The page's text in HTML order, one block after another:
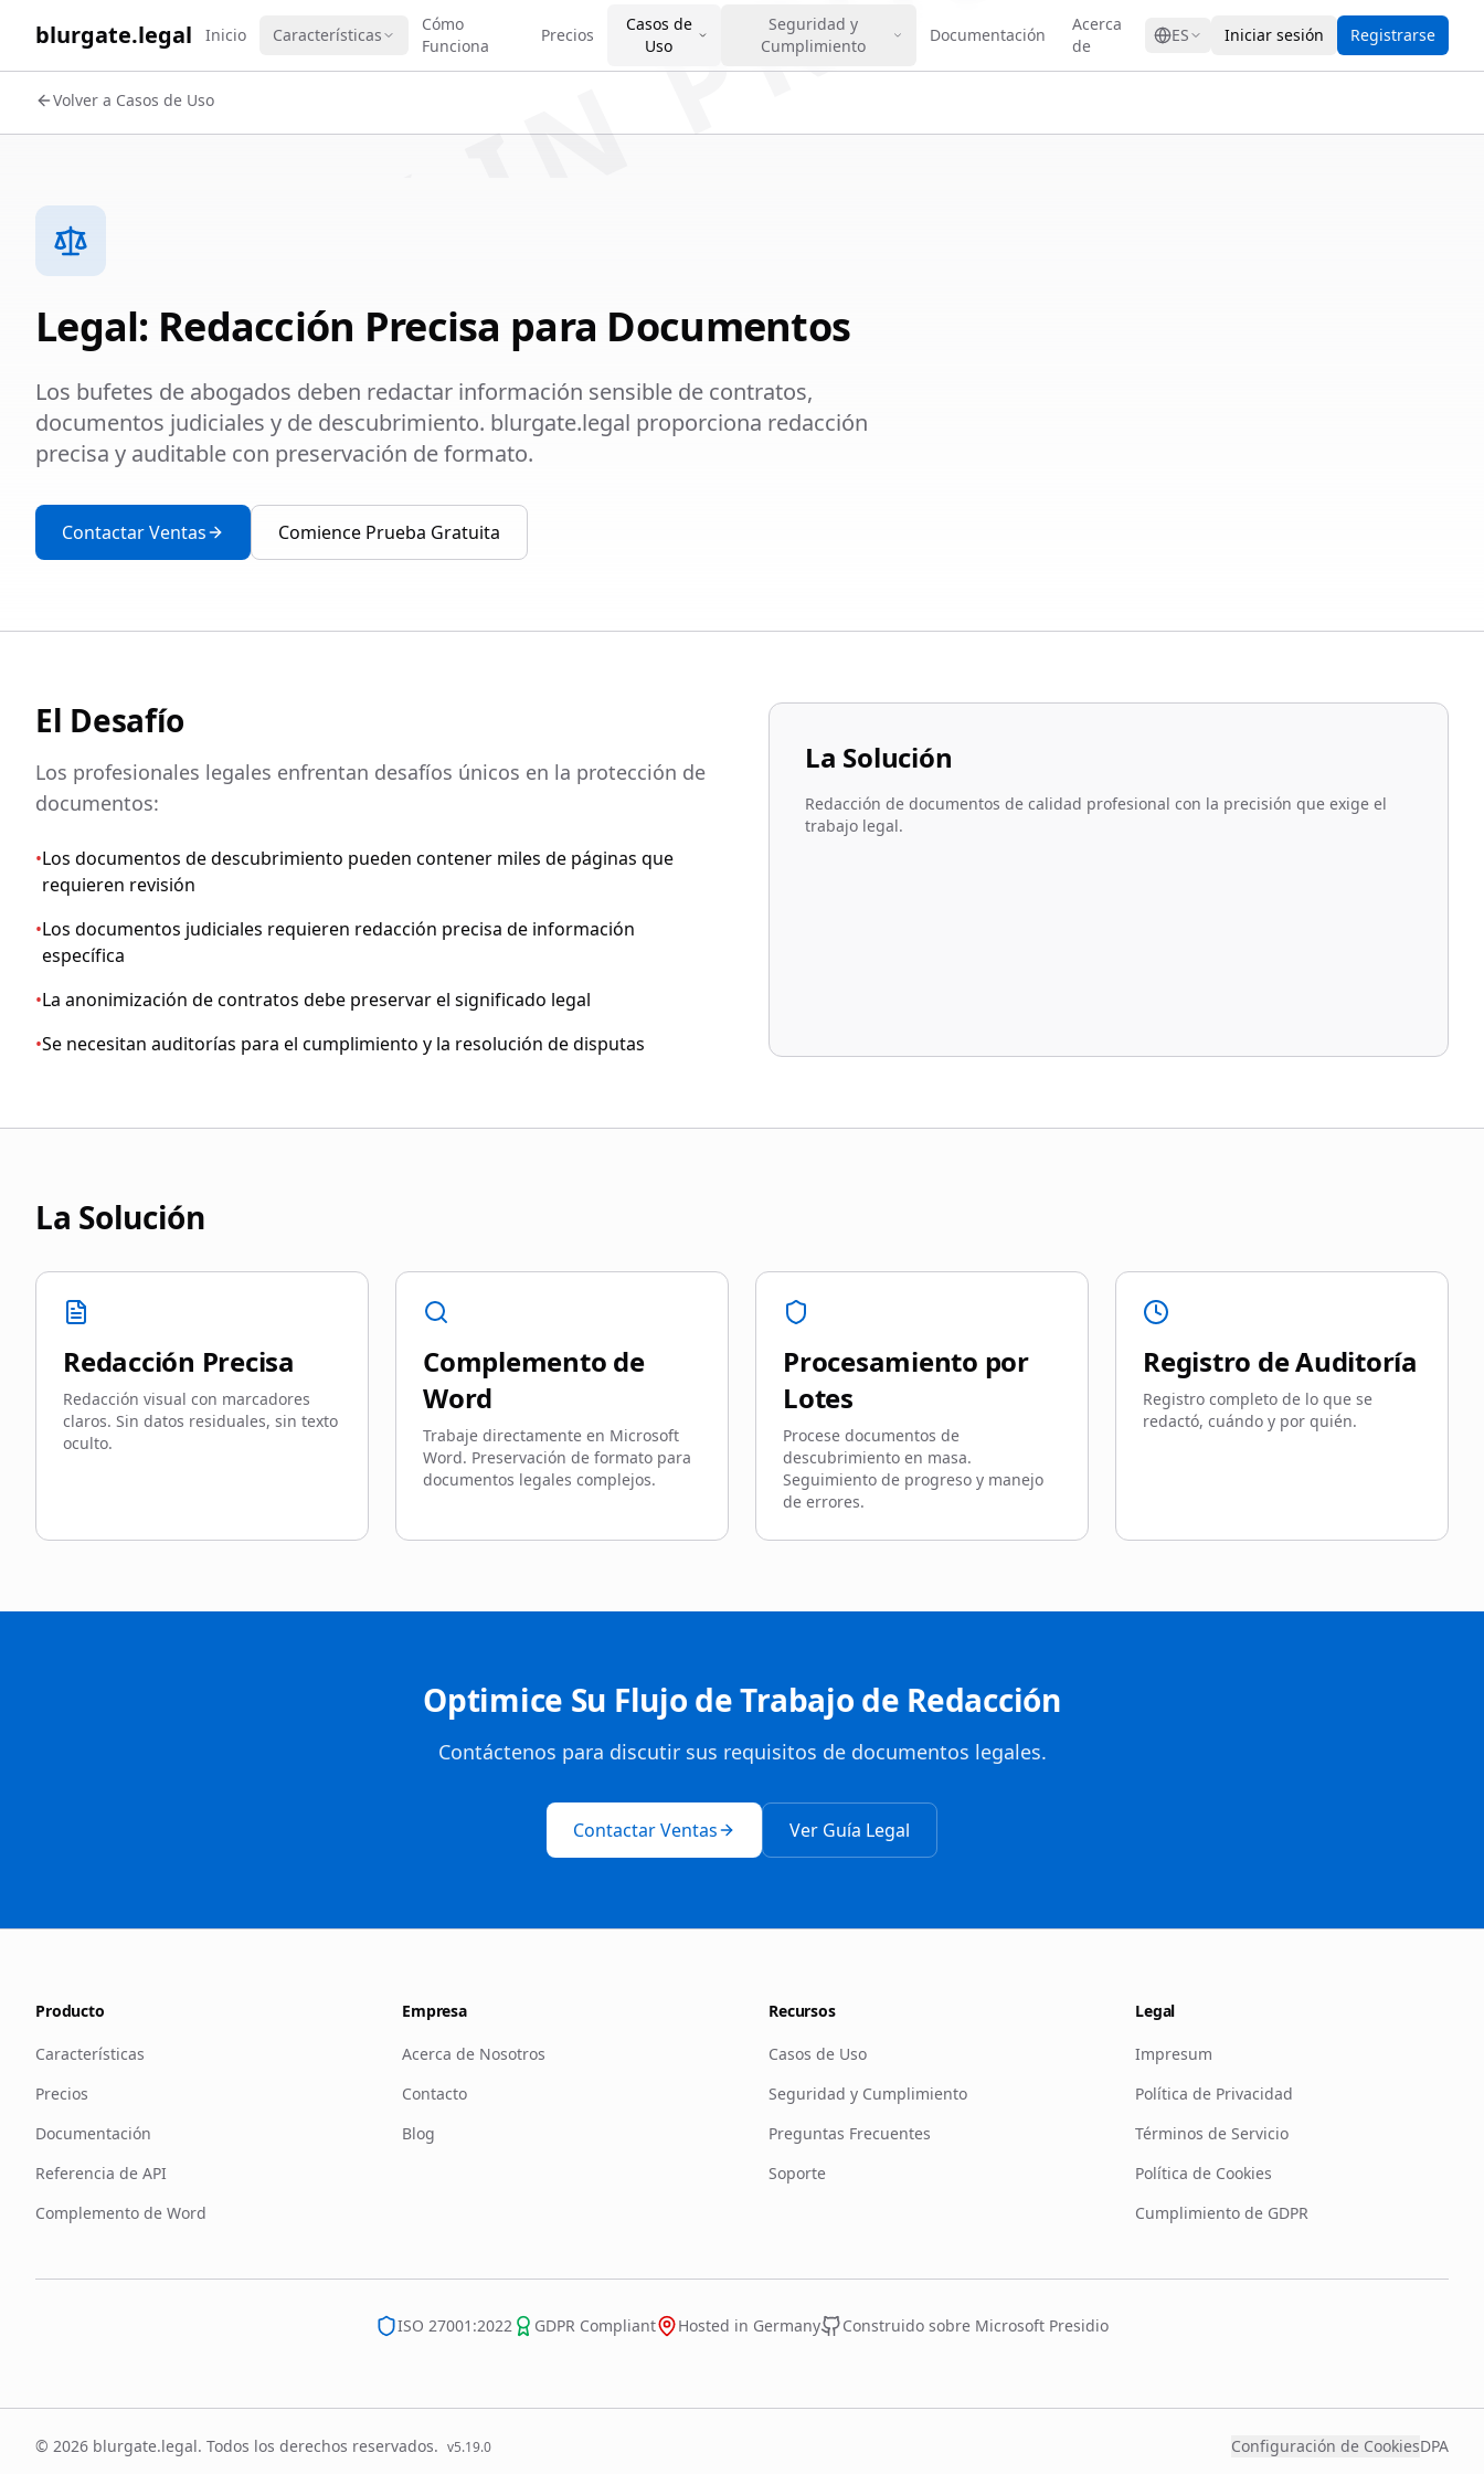
blurgate.legal Inicio Características
Cómo
Funciona
Precios
Casos de
Uso
Seguridad y
Cumplimiento
Documentación
Acerca
de
ES Iniciar sesión Registrarse
Volver a Casos de Uso
Legal: Redacción Precisa para Documentos
Los bufetes de abogados deben redactar información sensible de contratos,
documentos judiciales y de descubrimiento. blurgate.legal proporciona redacción
precisa y auditable con preservación de formato.
Contactar Ventas Comience Prueba Gratuita
El Desafío
Los profesionales legales enfrentan desafíos únicos en la protección de
documentos:
•Los documentos de descubrimiento pueden contener miles de páginas que
requieren revisión
•Los documentos judiciales requieren redacción precisa de información
específica
•La anonimización de contratos debe preservar el significado legal
•Se necesitan auditorías para el cumplimiento y la resolución de disputas
La Solución
Redacción de documentos de calidad profesional con la precisión que exige el
trabajo legal.
La Solución
Redacción Precisa
Redacción visual con marcadores
claros. Sin datos residuales, sin texto
oculto.
Complemento de
Word
Trabaje directamente en Microsoft
Word. Preservación de formato para
documentos legales complejos.
Procesamiento por
Lotes
Procese documentos de
descubrimiento en masa.
Seguimiento de progreso y manejo
de errores.
Registro de Auditoría
Registro completo de lo que se
redactó, cuándo y por quién.
Optimice Su Flujo de Trabajo de Redacción
Contáctenos para discutir sus requisitos de documentos legales.
Contactar Ventas Ver Guía Legal
Producto
Características
Precios
Documentación
Referencia de API
Complemento de Word
Empresa
Acerca de Nosotros
Contacto
Blog
Recursos
Casos de Uso
Seguridad y Cumplimiento
Preguntas Frecuentes
Soporte
Legal
Impresum
Política de Privacidad
Términos de Servicio
Política de Cookies
Cumplimiento de GDPR
ISO 27001:2022 GDPR Compliant Hosted in Germany Construido sobre Microsoft Presidio
© 2026 blurgate.legal. Todos los derechos reservados. v5.19.0 Configuración de CookiesDPA